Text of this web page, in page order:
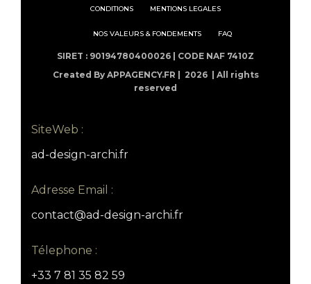
CONDITIONS MENTIONS LEGALES
NOS VALEURS & FONDEMENTS FAQ
SIRET : 90194780400026 | CODE NAF 7410Z
Created By APPAGENCY.FR | 2026 | All rights
reserved
SiteWeb :
ad-design-archi.fr
Adresse Email :
contact@ad-design-archi.fr
Télephone :
+33 7 81 35 82 59